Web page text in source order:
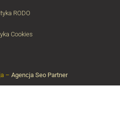
RODO
Cookies
– Agencja Seo Partner